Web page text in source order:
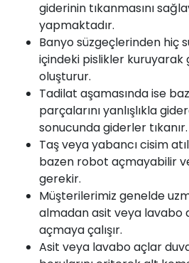
giderinin tıkanmasını
yapmaktadır.
Banyo süzgeçlerinden hiç
içindeki pislikler kuruyarak
oluşturur.
Tadilat aşamasında ise
parçalarını yanlışlıkla
sonucunda giderler tıkanır.
Taş veya yabancı cisim
bazen robot açmayabilir
gerekir.
Müşterilerimiz genelde
almadan asit veya lavabo
açmaya çalışır.
Asit veya lavabo açlar